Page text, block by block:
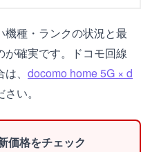
種・ランクの状況と最
確実です。ドコモ回線
、 docomo home 5G × d
い。
価格をチェック